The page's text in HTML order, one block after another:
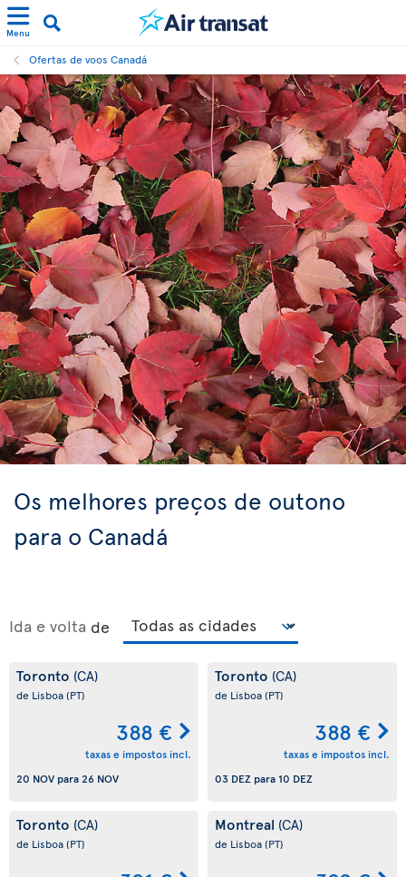
Menu
Ofertas de voos Canadá
Os melhores preços de outono
para o Canadá
Ida e volta de
Toronto (CA)
de Lisboa(PT)
388 €
taxas e impostos incl.
20 NOV para26 NOV
Toronto (CA)
de Lisboa(PT)
388 €
taxas e impostos incl.
03 DEZ para 10 DEZ
Toronto (CA)
de Lisboa(PT)
Montreal (CA)
de Lisboa(PT)